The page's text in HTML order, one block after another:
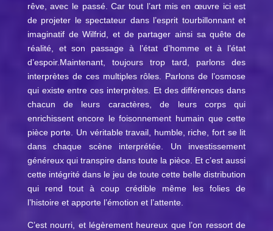
rêve, avec le passé. Car tout l’art mis en œuvre ici est
de projeter le spectateur dans l’esprit tourbillonnant et
imaginatif de Wilfrid, et de partager ainsi sa quête de
réalité, et son passage à l’état d’homme et à l’état
d’espoir.Maintenant, toujours trop tard, parlons des
interprètes de ces multiples rôles. Parlons de l’osmose
qui existe entre ces interprètes. Et des différences dans
chacun de leurs caractères, de leurs corps qui
enrichissent encore le foisonnement humain que cette
pièce porte. Un véritable travail, humble, riche, fort se lit
dans chaque scène interprétée. Un investissement
généreux qui transpire dans toute la pièce. Et c’est aussi
cette intégrité dans le jeu de toute cette belle distribution
qui rend tout à coup crédible même les folies de
l’histoire et apporte l’émotion et l’attente.
C’est nourri, et légèrement heureux que l’on ressort de